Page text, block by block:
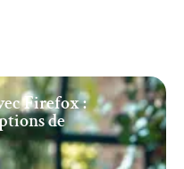
Firefox :
de